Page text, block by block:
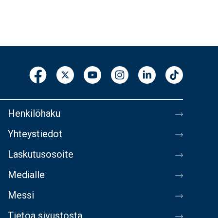
Henkilöhaku
Yhteystiedot
Laskutusosoite
Medialle
Messi
Tietoa sivustosta